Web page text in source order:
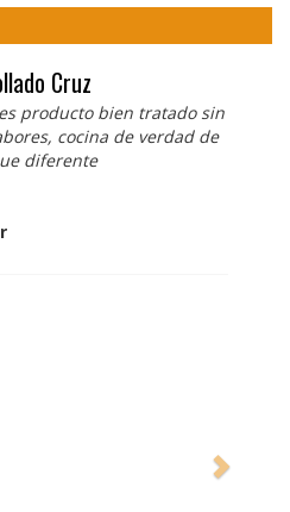
Cruz
producto bien tratado sin
cocina de verdad de
diferente
Cruz